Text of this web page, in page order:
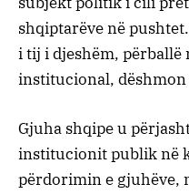
shqiptarëve në
i tij i djeshëm,
institucional,
Gjuha shqipe u
institucionit publik në
përdorimin e gjuhëve,